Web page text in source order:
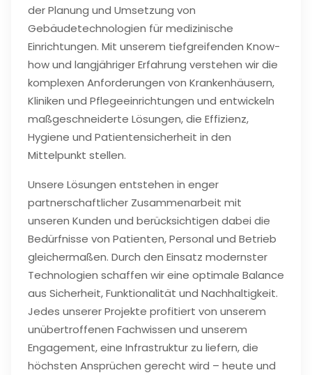
der Planung und Umsetzung von
Gebäudetechnologien für medizinische
Einrichtungen. Mit unserem tiefgreifenden Know-
how und langjähriger Erfahrung verstehen wir die
komplexen Anforderungen von Krankenhäusern,
Kliniken und Pflegeeinrichtungen und entwickeln
maßgeschneiderte Lösungen, die Effizienz,
Hygiene und Patientensicherheit in den
Mittelpunkt stellen.
Unsere Lösungen entstehen in enger
partnerschaftlicher Zusammenarbeit mit
unseren Kunden und berücksichtigen dabei die
Bedürfnisse von Patienten, Personal und Betrieb
gleichermaßen. Durch den Einsatz modernster
Technologien schaffen wir eine optimale Balance
aus Sicherheit, Funktionalität und Nachhaltigkeit.
Jedes unserer Projekte profitiert von unserem
unübertroffenen Fachwissen und unserem
Engagement, eine Infrastruktur zu liefern, die
höchsten Ansprüchen gerecht wird – heute und